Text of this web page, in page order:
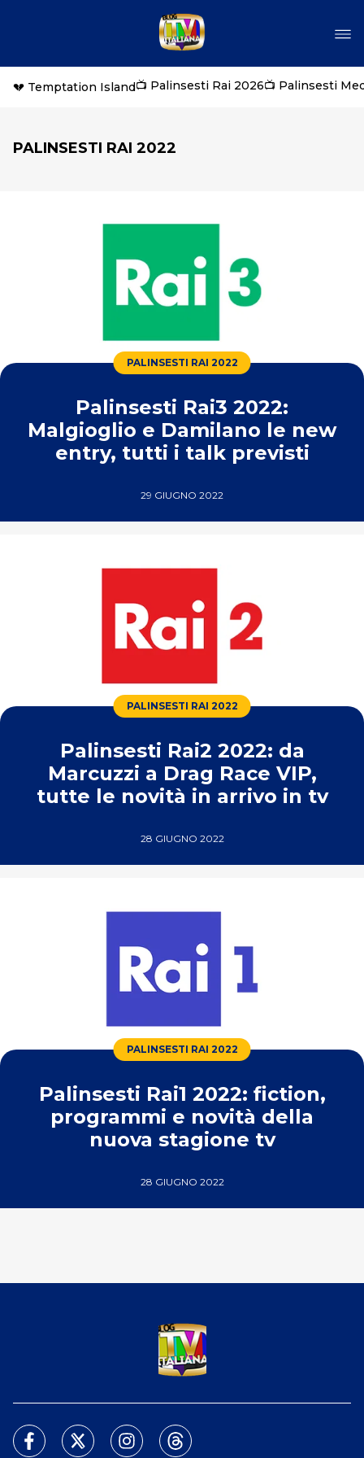
💔 Temptation Island📺 Palinsesti Rai 2026📺 Palinsesti
PALINSESTI RAI 2022
PALINSESTI RAI 2022
Palinsesti Rai3 2022:
Malgioglio e Damilano le new
entry, tutti i talk previsti
29 GIUGNO 2022
PALINSESTI RAI 2022
Palinsesti Rai2 2022: da
Marcuzzi a Drag Race VIP,
tutte le novità in arrivo in tv
28 GIUGNO 2022
PALINSESTI RAI 2022
Palinsesti Rai1 2022: fiction,
programmi e novità della
nuova stagione tv
28 GIUGNO 2022